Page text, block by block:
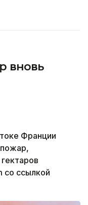
вновь
Франции
пожар,
со ссылкой